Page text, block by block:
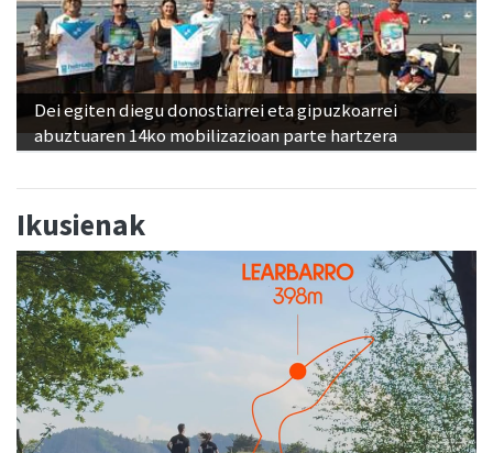
Dei egiten diegu donostiarrei eta gipuzkoarrei
abuztuaren 14ko mobilizazioan parte hartzera
Ikusienak